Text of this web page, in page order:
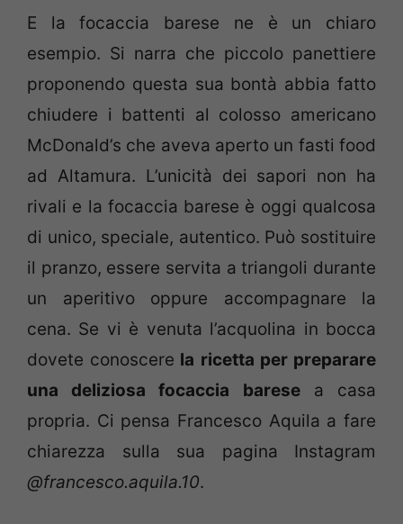
E la focaccia barese ne è un chiaro
esempio. Si narra che piccolo panettiere
proponendo questa sua bontà abbia fatto
chiudere i battenti al colosso americano
McDonald’s che aveva aperto un fasti food
ad Altamura. L’unicità dei sapori non ha
rivali e la focaccia barese è oggi qualcosa
di unico, speciale, autentico. Può sostituire
il pranzo, essere servita a triangoli durante
un aperitivo oppure accompagnare la
cena. Se vi è venuta l’acquolina in bocca
dovete conoscere la ricetta per preparare
una deliziosa focaccia baresea casa
propria. Ci pensa Francesco Aquila a fare
chiarezza sulla sua pagina Instagram
@francesco.aquila.10.